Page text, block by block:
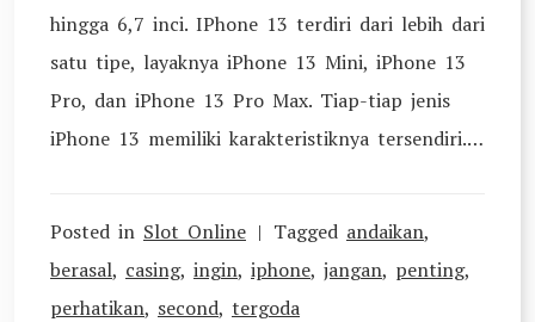
hingga 6,7 inci. IPhone 13 terdiri dari lebih dari
satu tipe, layaknya iPhone 13 Mini, iPhone 13
Pro, dan iPhone 13 Pro Max. Tiap-tiap jenis
iPhone 13 memiliki karakteristiknya tersendiri.…
Posted in Slot Online Tagged andaikan,
berasal, casing, ingin, iphone, jangan, penting,
perhatikan, second, tergoda